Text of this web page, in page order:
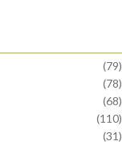
(79)
(78)
(68)
(110)
(31)